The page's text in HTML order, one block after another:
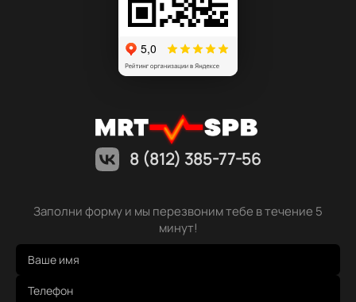
8 (812) 385-77-56
Заполни форму и мы перезвоним тебе в течение 5
минут!